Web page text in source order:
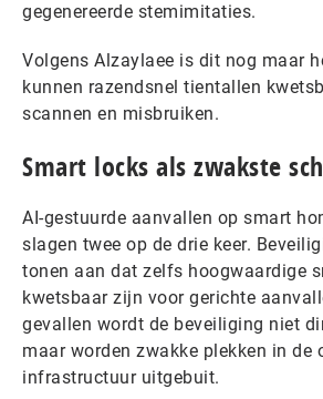
gegenereerde stemimitaties.
Volgens Alzaylaee is dit nog maar
kunnen razendsnel tientallen
scannen en misbruiken.
Smart locks als zwakste
AI-gestuurde aanvallen op smart
slagen twee op de drie keer.
tonen aan dat zelfs hoogwaardige
kwetsbaar zijn voor gerichte
gevallen wordt de beveiliging niet
maar worden zwakke plekken in de
infrastructuur uitgebuit.